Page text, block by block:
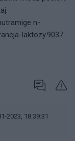
n-
laktozy.9037
2023, 18:39:31